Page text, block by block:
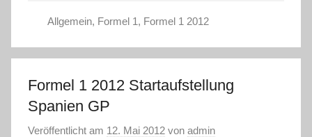
Allgemein, Formel 1, Formel 1 2012
Formel 1 2012 Startaufstellung
Spanien GP
Veröffentlicht am 12. Mai 2012 von admin